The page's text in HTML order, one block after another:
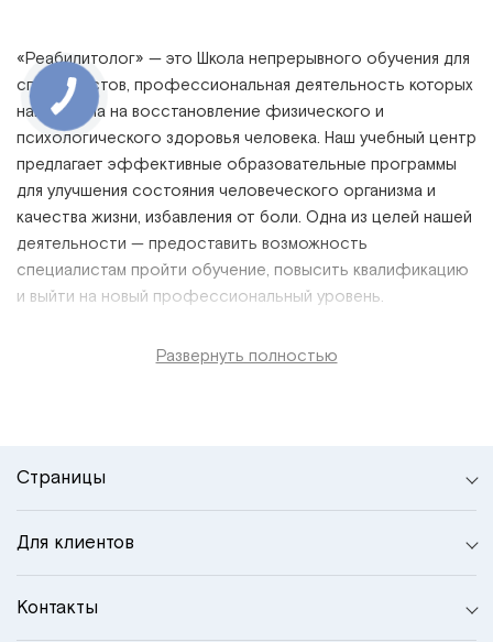
«Реабилитолог» — это Школа непрерывного обучения для
специалистов, профессиональная деятельность которых
направлена на восстановление физического и
психологического здоровья человека. Наш учебный центр
предлагает эффективные образовательные программы
для улучшения состояния человеческого организма и
качества жизни, избавления от боли. Одна из целей нашей
деятельности — предоставить возможность
специалистам пройти обучение, повысить квалификацию
и выйти на новый профессиональный уровень.
Развернуть полностью
Страницы
Для клиентов
Контакты